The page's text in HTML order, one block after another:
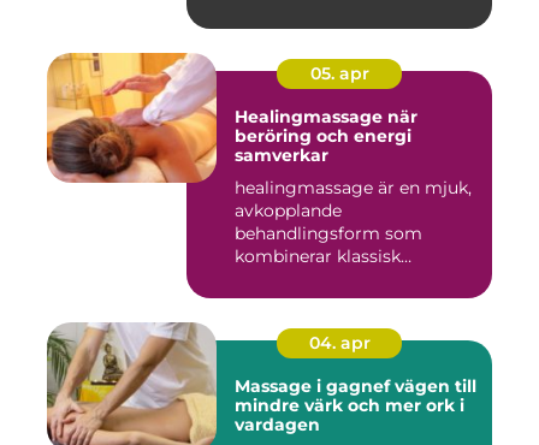
05. apr
Healingmassage när
beröring och energi
samverkar
healingmassage är en mjuk,
avkopplande
behandlingsform som
kombinerar klassisk
04. apr
Massage i gagnef vägen till
mindre värk och mer ork i
vardagen